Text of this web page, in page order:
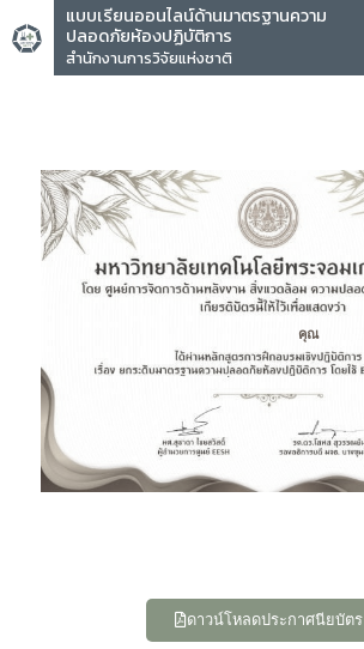
แบบเรียนออนไลน์ด้านมาตรฐานความ
ปลอดภัยห้องปฏิบัติการ
สำนักงานการวิจัยแห่งชาติ
คุณ
ดาวน์โหลดประกาศนียบัตร